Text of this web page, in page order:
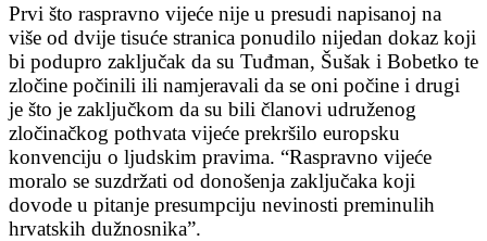
Prvi što raspravno vijeće nije u presudi napisanoj na
više od dvije tisuće stranica ponudilo nijedan dokaz koji
bi podupro zaključak da su Tuđman, Šušak i Bobetko te
zločine počinili ili namjeravali da se oni počine i drugi
je što je zaključkom da su bili članovi udruženog
zločinačkog pothvata vijeće prekršilo europsku
konvenciju o ljudskim pravima. “Raspravno vijeće
moralo se suzdržati od donošenja zaključaka koji
dovode u pitanje presumpciju nevinosti preminulih
hrvatskih dužnosnika”.